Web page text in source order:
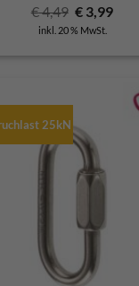
€4,49
Preis
war:
€ 3,99
inkl. 20 % MwSt.
25kN